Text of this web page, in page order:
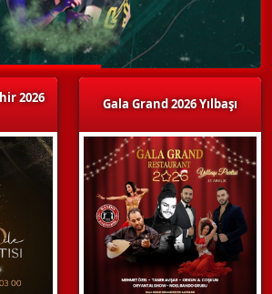
2026
Gala Grand 2026 Yılbaşı